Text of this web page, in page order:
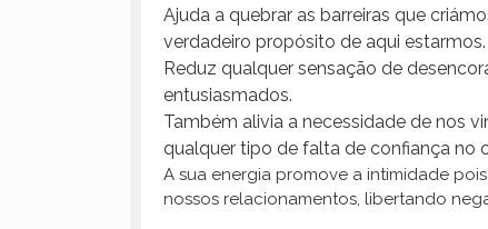
Ajuda a quebrar as barreiras que
verdadeiro propósito de aqui estarmos.
Reduz qualquer sensação de
entusiasmados.
Também alivia a necessidade de nos
qualquer tipo de falta de confiança no
A sua energia promove a intimidade
nossos relacionamentos, libertando